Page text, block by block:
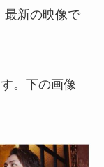
最新の映像で
。下の画像